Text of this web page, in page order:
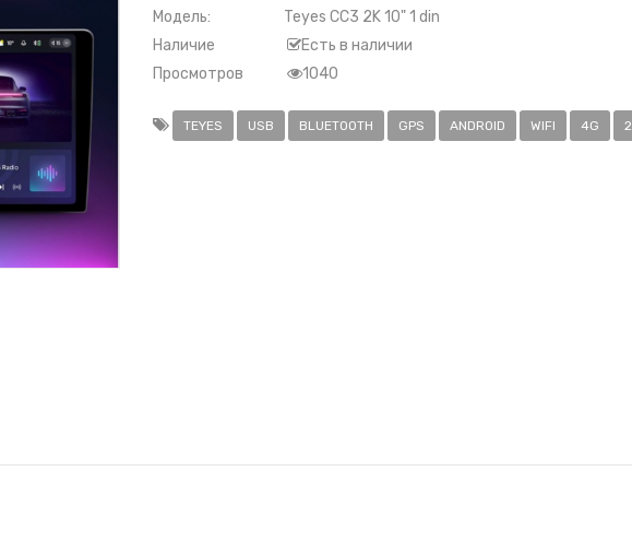
Модель:
Teyes CC3 2K 10" 1 din
Наличие
Есть в наличии
Просмотров
1040
TEYES USB BLUETOOTH GPS ANDROID WIFI 4G